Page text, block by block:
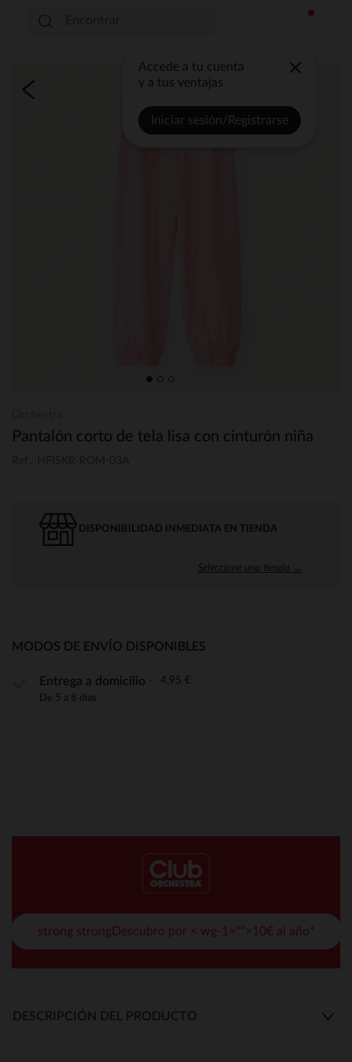
Accede a tu cuenta
y a tus ventajas
Iniciar sesión/Registrarse
Pantalón corto de tela lisa con cinturón niña
DISPONIBILIDAD INMEDIATA EN TIENDA
Seleccione una tienda →
MODOS DE ENVÍO DISPONIBLES
Entrega a domicilio 4,95 €
De 5 a 8 días
strong strongDescubro por < wg-1="">10€ al año*
DESCRIPCIÓN DEL PRODUCTO